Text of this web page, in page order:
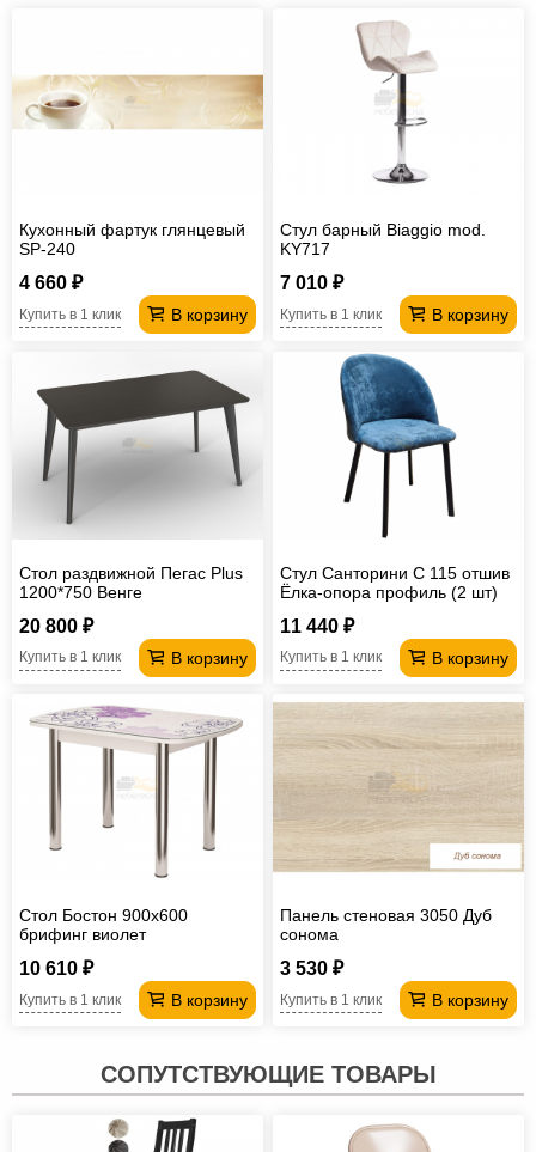
Кухонный фартук глянцевый
SP-240
4 660 ₽
В корзину
Купить в 1 клик
Стул барный Biaggio mod.
KY717
7 010 ₽
В корзину
Купить в 1 клик
Стол раздвижной Пегас Plus
1200*750 Венге
20 800 ₽
В корзину
Купить в 1 клик
Стул Санторини С 115 отшив
Ёлка-опора профиль (2 шт)
11 440 ₽
В корзину
Купить в 1 клик
Стол Бостон 900х600
брифинг виолет
10 610 ₽
В корзину
Купить в 1 клик
Панель стеновая 3050 Дуб
сонома
3 530 ₽
В корзину
Купить в 1 клик
СОПУТСТВУЮЩИЕ ТОВАРЫ